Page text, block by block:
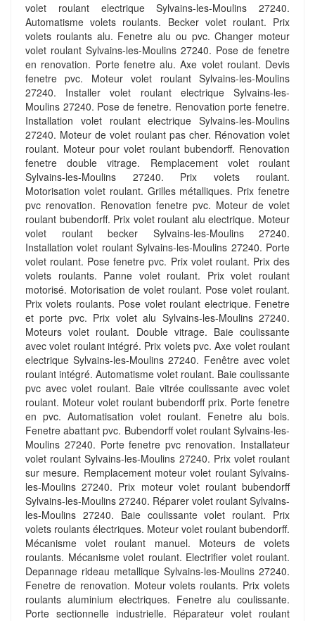
volet roulant electrique Sylvains-les-Moulins 27240.
Automatisme volets roulants. Becker volet roulant. Prix
volets roulants alu. Fenetre alu ou pvc. Changer moteur
volet roulant Sylvains-les-Moulins 27240. Pose de fenetre
en renovation. Porte fenetre alu. Axe volet roulant. Devis
fenetre pvc. Moteur volet roulant Sylvains-les-Moulins
27240. Installer volet roulant electrique Sylvains-les-
Moulins 27240. Pose de fenetre. Renovation porte fenetre.
Installation volet roulant electrique Sylvains-les-Moulins
27240. Moteur de volet roulant pas cher. Rénovation volet
roulant. Moteur pour volet roulant bubendorff. Renovation
fenetre double vitrage. Remplacement volet roulant
Sylvains-les-Moulins 27240. Prix volets roulant.
Motorisation volet roulant. Grilles métalliques. Prix fenetre
pvc renovation. Renovation fenetre pvc. Moteur de volet
roulant bubendorff. Prix volet roulant alu electrique. Moteur
volet roulant becker Sylvains-les-Moulins 27240.
Installation volet roulant Sylvains-les-Moulins 27240. Porte
volet roulant. Pose fenetre pvc. Prix volet roulant. Prix des
volets roulants. Panne volet roulant. Prix volet roulant
motorisé. Motorisation de volet roulant. Pose volet roulant.
Prix volets roulants. Pose volet roulant electrique. Fenetre
et porte pvc. Prix volet alu Sylvains-les-Moulins 27240.
Moteurs volet roulant. Double vitrage. Baie coulissante
avec volet roulant intégré. Prix volets pvc. Axe volet roulant
electrique Sylvains-les-Moulins 27240. Fenêtre avec volet
roulant intégré. Automatisme volet roulant. Baie coulissante
pvc avec volet roulant. Baie vitrée coulissante avec volet
roulant. Moteur volet roulant bubendorff prix. Porte fenetre
en pvc. Automatisation volet roulant. Fenetre alu bois.
Fenetre abattant pvc. Bubendorff volet roulant Sylvains-les-
Moulins 27240. Porte fenetre pvc renovation. Installateur
volet roulant Sylvains-les-Moulins 27240. Prix volet roulant
sur mesure. Remplacement moteur volet roulant Sylvains-
les-Moulins 27240. Prix moteur volet roulant bubendorff
Sylvains-les-Moulins 27240. Réparer volet roulant Sylvains-
les-Moulins 27240. Baie coulissante volet roulant. Prix
volets roulants électriques. Moteur volet roulant bubendorff.
Mécanisme volet roulant manuel. Moteurs de volets
roulants. Mécanisme volet roulant. Electrifier volet roulant.
Depannage rideau metallique Sylvains-les-Moulins 27240.
Fenetre de renovation. Moteur volets roulants. Prix volets
roulants aluminium electriques. Fenetre alu coulissante.
Porte sectionnelle industrielle. Réparateur volet roulant